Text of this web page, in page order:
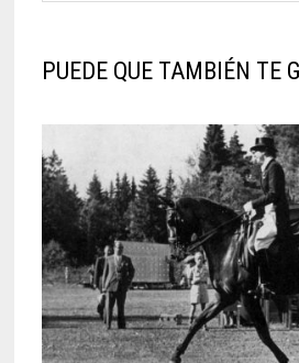
PUEDE QUE TAMBIÉN TE